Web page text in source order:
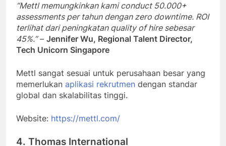
“Mettl memungkinkan kami conduct 50.000+
assessments per tahun dengan zero downtime. ROI
terlihat dari peningkatan quality of hire sebesar
45%.”– Jennifer Wu, Regional Talent Director,
Tech Unicorn Singapore
Mettl sangat sesuai untuk perusahaan besar yang
memerlukan aplikasi rekrutmen dengan standar
global dan skalabilitas tinggi.
Website: https://mettl.com/
4. Thomas International